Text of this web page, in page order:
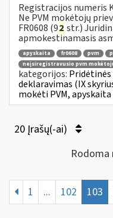
Registracijos numeris
Ne PVM mokėtojų
FR0608 (92 str.)
apmokestinamasis
apyskaita fr0608 pvm
neįsiregistravusio pvm
kategorijos: Pridėtinės
deklaravimas (IX
mokėti PVM, apyskaita
20 Įrašų(-ai)
Rodoma
1 ... 102 103